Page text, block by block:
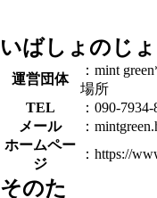
いばしょのじ
運営団体
：mint
場所
TEL
：090-
メール
：
ホームペー
ジ
：https://
そのた